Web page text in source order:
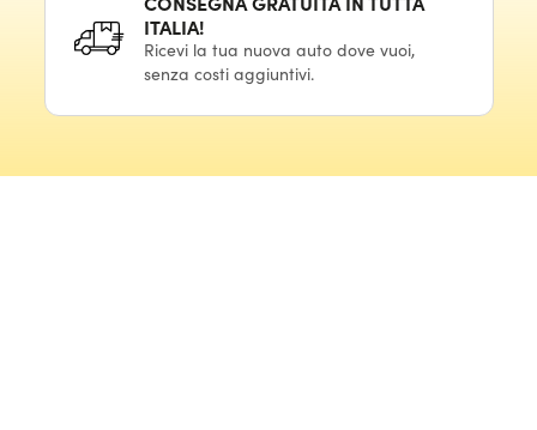
ITALIA!
Ricevi la tua nuova auto dove vuoi,
senza costi aggiuntivi.